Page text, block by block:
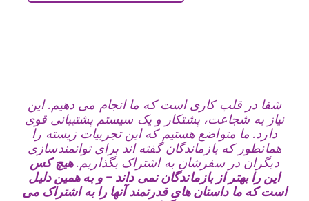
است که ما انجام می دهیم. این
و یک سیستم پشتیبانی قوی
هستیم که این تجربیات زیسته را
گفته اند برای توانمندسازی
به اشتراک بگذاریم.هیچ کس
نمی داند - و به همین دلیل
قدرتمند آنها را به اشتراک می